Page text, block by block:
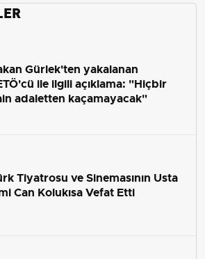
Gürlek'ten yakalanan
ile ilgili açıklama: "Hiçbir
adaletten kaçamayacak"
Tiyatrosu ve Sinemasının Usta
Can Kolukısa Vefat Etti